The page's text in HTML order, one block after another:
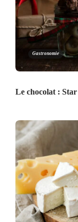
Gastronomie
Le chocolat :